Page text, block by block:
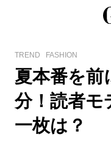
TREND FASHION
夏本番を前
分！読者モ
一枚は？